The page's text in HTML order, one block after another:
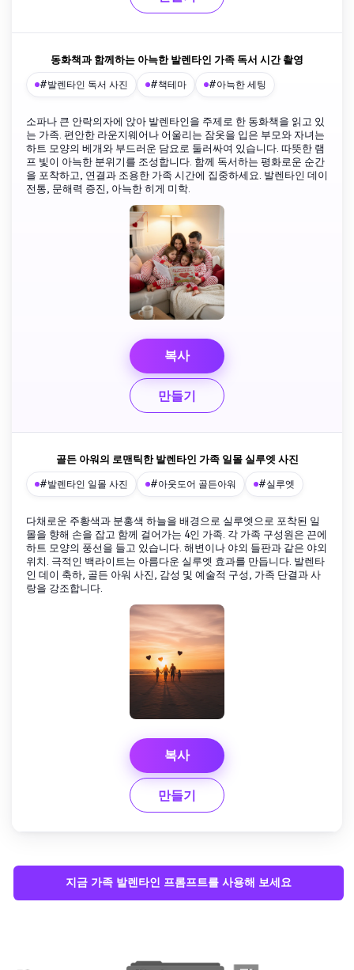
동화책과 함께하는 아늑한 발렌타인 가족 독서 시간 촬영
#발렌타인 독서 사진 #책테마 #아늑한 세팅
소파나 큰 안락의자에 앉아 발렌타인을 주제로 한 동화책을 읽고 있
는 가족. 편안한 라운지웨어나 어울리는 잠옷을 입은 부모와 자녀는
하트 모양의 베개와 부드러운 담요로 둘러싸여 있습니다. 따뜻한 램
프 빛이 아늑한 분위기를 조성합니다. 함께 독서하는 평화로운 순간
을 포착하고, 연결과 조용한 가족 시간에 집중하세요. 발렌타인 데이
전통, 문해력 증진, 아늑한 히게 미학.
복사
만들기
골든 아워의 로맨틱한 발렌타인 가족 일몰 실루엣 사진
#발렌타인 일몰 사진 #아웃도어 골든아워 #실루엣
다채로운 주황색과 분홍색 하늘을 배경으로 실루엣으로 포착된 일
몰을 향해 손을 잡고 함께 걸어가는 4인 가족. 각 가족 구성원은 끈에
하트 모양의 풍선을 들고 있습니다. 해변이나 야외 들판과 같은 야외
위치. 극적인 백라이트는 아름다운 실루엣 효과를 만듭니다. 발렌타
인 데이 축하, 골든 아워 사진, 감성 및 예술적 구성, 가족 단결과 사
랑을 강조합니다.
복사
만들기
지금 가족 발렌타인 프롬프트를 사용해 보세요